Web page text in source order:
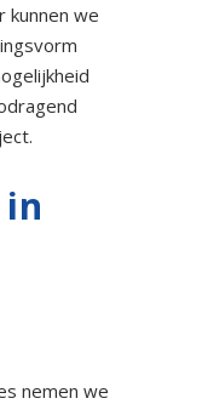
kunnen we
nemen we